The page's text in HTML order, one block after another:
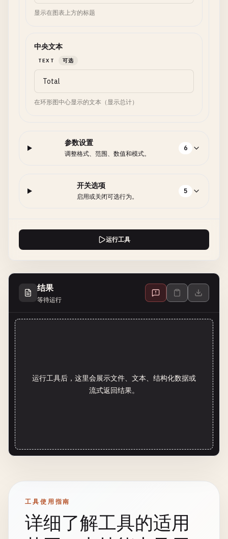
显示在图表上方的标题
中央文本
TEXT 可选
在环形图中心显示的文本（显示总计）
参数设置
调整格式、范围、数值和模式。
6
开关选项
启用或关闭可选行为。
5
运行工具
结果
等待运行
运行工具后，这里会展示文件、文本、结构化数据或
流式返回结果。
工具使用指南
详细了解工具的适用